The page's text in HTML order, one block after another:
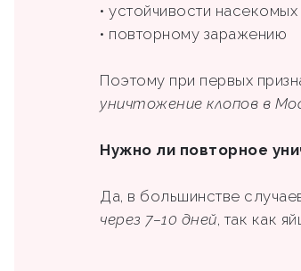
• устойчивости насекомых
• повторному заражению
Поэтому при первых
уничтожение клопов в
Нужно ли повторное
Да, в большинстве
через 7–10 дней, так как